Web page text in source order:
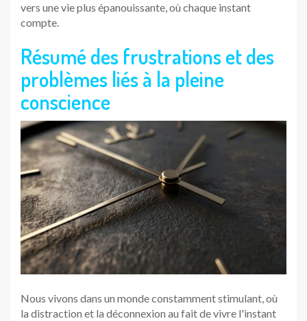
vers une vie plus épanouissante, où chaque instant
compte.
Résumé des frustrations et des
problèmes liés à la pleine
conscience
Nous vivons dans un monde constamment stimulant, où
la distraction et la déconnexion au fait de vivre l'instant